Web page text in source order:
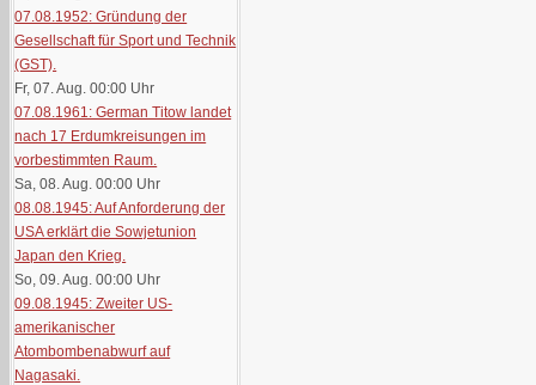
07.08.1952: Gründung der
Gesellschaft für Sport und Technik
(GST).
Fr, 07. Aug. 00:00 Uhr
07.08.1961: German Titow landet
nach 17 Erdumkreisungen im
vorbestimmten Raum.
Sa, 08. Aug. 00:00 Uhr
08.08.1945: Auf Anforderung der
USA erklärt die Sowjetunion
Japan den Krieg.
So, 09. Aug. 00:00 Uhr
09.08.1945: Zweiter US-
amerikanischer
Atombombenabwurf auf
Nagasaki.